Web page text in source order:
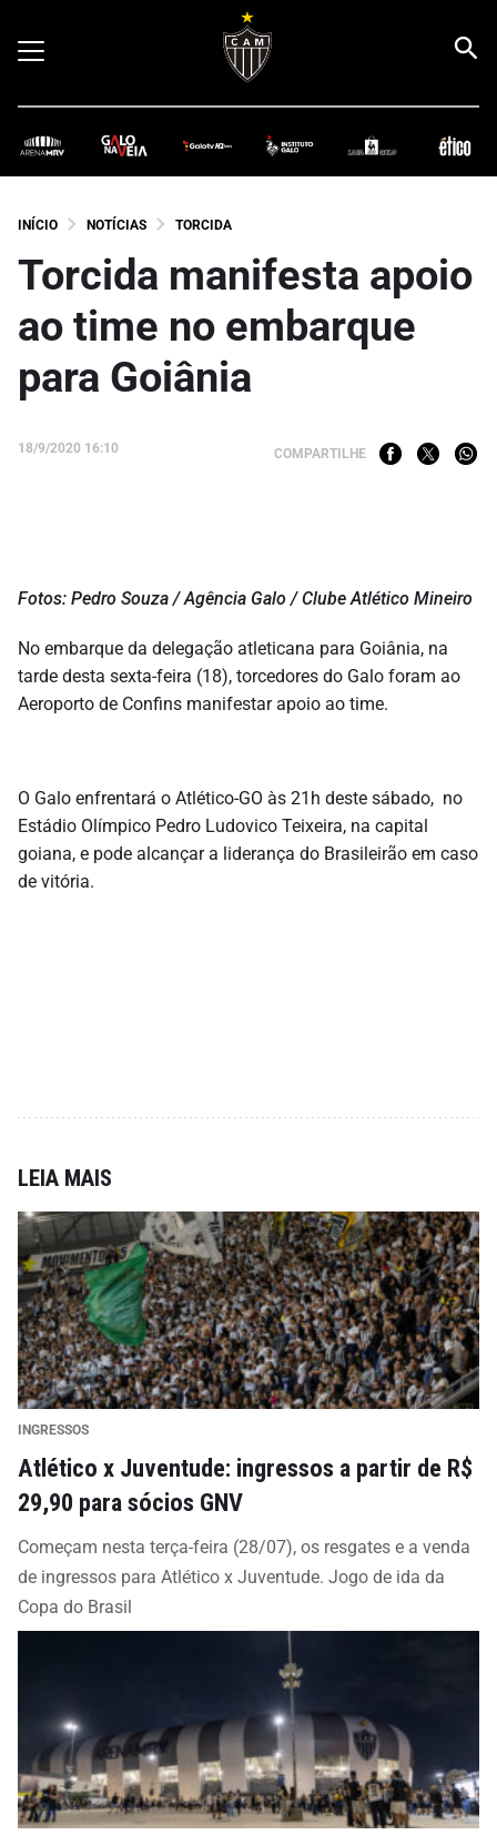
INÍCIO NOTÍCIAS TORCIDA
Torcida manifesta apoio
ao time no embarque
para Goiânia
18/9/2020 16:10 COMPARTILHE
Fotos: Pedro Souza / Agência Galo / Clube Atlético Mineiro
No embarque da delegação atleticana para Goiânia, na
tarde desta sexta-feira (18), torcedores do Galo foram ao
Aeroporto de Confins manifestar apoio ao time.
O Galo enfrentará o Atlético-GO às 21h deste sábado, no
Estádio Olímpico Pedro Ludovico Teixeira, na capital
goiana, e pode alcançar a liderança do Brasileirão em caso
de vitória.
LEIA MAIS
INGRESSOS
Atlético x Juventude: ingressos a partir de R$
29,90 para sócios GNV
Começam nesta terça-feira (28/07), os resgates e a venda
de ingressos para Atlético x Juventude. Jogo de ida da
Copa do Brasil